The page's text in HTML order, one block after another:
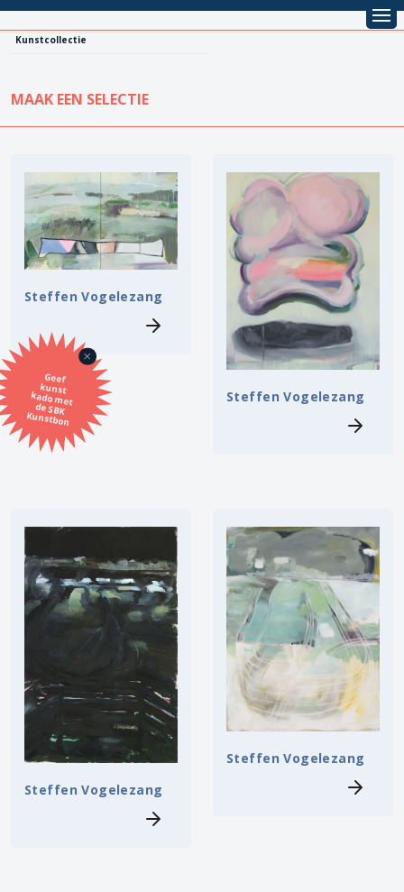
Kunstcollectie
Geef
kunst
kado met
de SBK
Kunstbon
MAAK EEN SELECTIE
KUNSTCOLLECTIE
Alle kunstwerken
Koopprijs
Vestiging
Stijl
Onderwerp
Techniek
Kunstenaar
Orientatie
Kleur
Kerncollectie
5 items. Pagina: 1
Steffen Vogelezang
Steffen Vogelezang
Steffen Vogelezang
Steffen Vogelezang